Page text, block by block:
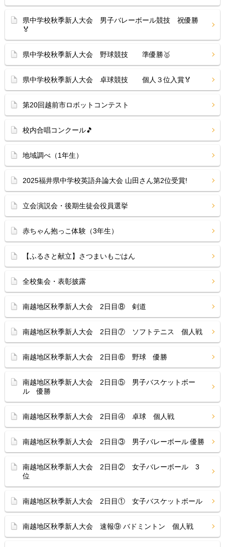
県中学校秋季新人大会 男子バレーボール競技 祝優勝
🏅
県中学校秋季新人大会 野球競技 準優勝🥇
県中学校秋季新人大会 卓球競技 個人３位入賞🏅
第20回越前市ロボットコンテスト
校内合唱コンクール🎵
地域調べ（1年生）
2025福井県中学校英語弁論大会 山田さん第2位受賞!
立会演説会・後期生徒会役員選挙
赤ちゃん抱っこ体験（3年生）
【ふるさと献立】さつまいもごはん
全校集会・表彰披露
南越地区秋季新人大会 2日目⑧ 剣道
南越地区秋季新人大会 2日目⑦ ソフトテニス 個人戦
南越地区秋季新人大会 2日目⑥ 野球 優勝
南越地区秋季新人大会 2日目⑤ 男子バスケットボー
ル 優勝
南越地区秋季新人大会 2日目④ 卓球 個人戦
南越地区秋季新人大会 2日目③ 男子バレーボール 優勝
南越地区秋季新人大会 2日目② 女子バレーボール 3
位
南越地区秋季新人大会 2日目① 女子バスケットボール
南越地区秋季新人大会 速報⑨ バドミントン 個人戦